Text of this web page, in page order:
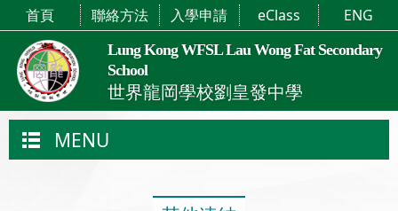
Lung Kong WFSL Lau Wong Fat Secondary
School
世界龍岡學校劉皇發中學
首頁 聯絡方法 入學申請 eClass ENG
MENU